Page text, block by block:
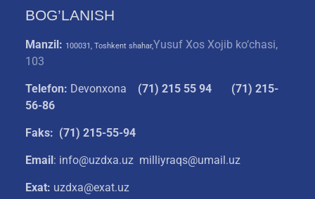
BOG’LANISH
Manzil: 100031, Toshkent shahar,Yusuf Xos Xojib ko‘chasi,
103
Telefon: Devonxona (71) 215 55 94
(71) 215-
56-86
Faks: (71) 215-55-94
Email: info@uzdxa.uz milliyraqs@umail.uz
Exat: uzdxa@exat.uz